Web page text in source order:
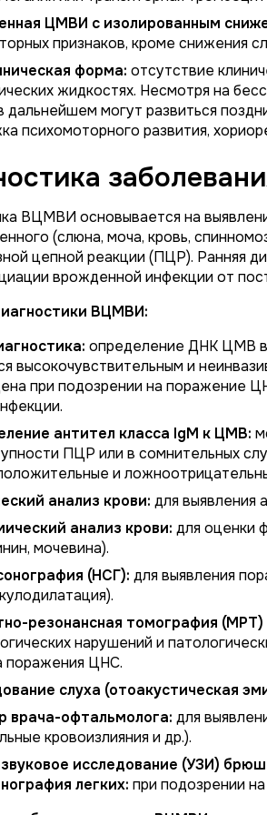
ЦМВИ с изолированным
признаков, кроме снижения
форма: отсутствие
жидкостях. Несмотря на
дальнейшем могут развиться
психомоторного развития,
ВЦМВИ основывается на
(слюна, моча, кровь,
цепной реакции (ПЦР). Ранняя
врожденной инфекции от
ВЦМВИ:
определение ДНК ЦМВ в
высокочувствительным и
при подозрении на поражение
антител класса IgM к ЦМВ:
ПЦР или в сомнительных
и
анализ крови: для выявления
анализ крови: для оценки
мочевина).
(НСГ): для выявления
резонансная томография (МРТ)
нарушений и
поражения ЦНС.
слуха (отоакустическая
врача-офтальмолога: для
кровоизлияния и др.).
исследование (УЗИ)
легких: при подозрении